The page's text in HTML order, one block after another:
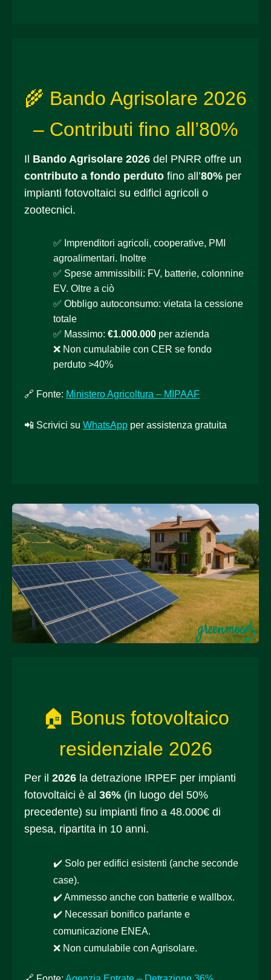
🌾 Bando Agrisolare 2026
– Contributi fino all’80%
Il Bando Agrisolare 2026 del PNRR offre un
contributo a fondo perduto fino all’80% per
impianti fotovoltaici su edifici agricoli o
zootecnici.
✅ Imprenditori agricoli, cooperative, PMI
agroalimentari. Inoltre
✅ Spese ammissibili: FV, batterie, colonnine
EV. Oltre a ciò
✅ Obbligo autoconsumo: vietata la cessione
totale
✅ Massimo:€1.000.000 per azienda
❌ Non cumulabile con CER se fondo
perduto >40%
🔗 Fonte: Ministero Agricoltura – MIPAAF
📲 Scrivici su WhatsApp per assistenza gratuita
🏠 Bonus fotovoltaico
residenziale 2026
Per il 2026 la detrazione IRPEF per impianti
fotovoltaici è al 36% (in luogo del 50%
precedente) su impianti fino a 48.000€ di
spesa, ripartita in 10 anni.
✔️ Solo per edifici esistenti (anche seconde
case).
✔️ Ammesso anche con batterie e wallbox.
✔️ Necessari bonifico parlante e
comunicazione ENEA.
❌ Non cumulabile con Agrisolare.